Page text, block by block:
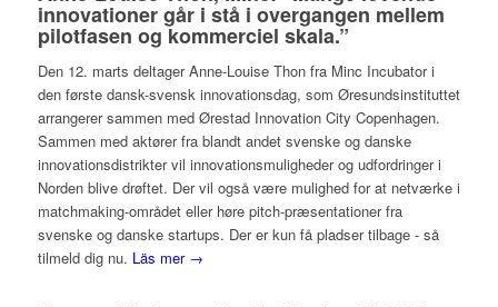
innovationer går i stå i overgangen mellem
pilotfasen og kommerciel skala.”
Den 12. marts deltager Anne-Louise Thon fra Minc Incubator i
den første dansk-svensk innovationsdag, som Øresundsinstituttet
arrangerer sammen med Ørestad Innovation City Copenhagen.
Sammen med aktører fra blandt andet svenske og danske
innovationsdistrikter vil innovationsmuligheder og udfordringer i
Norden blive drøftet. Der vil også være mulighed for at netværke i
matchmaking-området eller høre pitch-præsentationer fra
svenske og danske startups. Der er kun få pladser tilbage - så
tilmeld dig nu. Läs mer →